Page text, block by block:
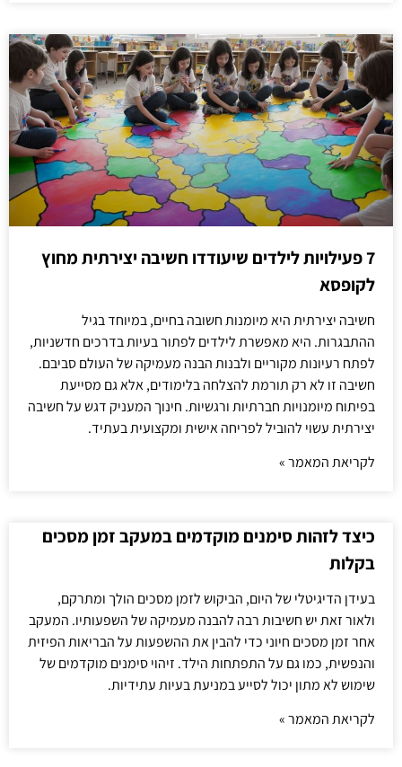
7 פעילויות לילדים שיעודדו חשיבה יצירתית מחוץ
לקופסא
חשיבה יצירתית היא מיומנות חשובה בחיים, במיוחד בגיל
ההתבגרות. היא מאפשרת לילדים לפתור בעיות בדרכים חדשניות,
לפתח רעיונות מקוריים ולבנות הבנה מעמיקה של העולם סביבם.
חשיבה זו לא רק תורמת להצלחה בלימודים, אלא גם מסייעת
בפיתוח מיומנויות חברתיות ורגשיות. חינוך המעניק דגש על חשיבה
יצירתית עשוי להוביל לפריחה אישית ומקצועית בעתיד.
לקריאת המאמר »
כיצד לזהות סימנים מוקדמים במעקב זמן מסכים
בקלות
בעידן הדיגיטלי של היום, הביקוש לזמן מסכים הולך ומתרקם,
ולאור זאת יש חשיבות רבה להבנה מעמיקה של השפעותיו. המעקב
אחר זמן מסכים חיוני כדי להבין את ההשפעות על הבריאות הפיזית
והנפשית, כמו גם על התפתחות הילד. זיהוי סימנים מוקדמים של
שימוש לא מתון יכול לסייע במניעת בעיות עתידיות.
לקריאת המאמר »